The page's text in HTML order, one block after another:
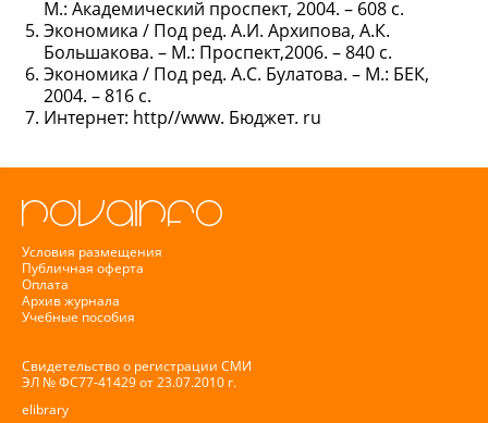
М.: Академический проспект, 2004. – 608 с.
Экономика / Под ред. А.И. Архипова, А.К.
Большакова. – М.: Проспект,2006. – 840 с.
Экономика / Под ред. А.С. Булатова. – М.: БЕК,
2004. – 816 с.
Интернет: http//www. Бюджет. ru
Условия размещения
Публичная оферта
Оплата
Архив журнала
Учебные пособия
Свидетельство о регистрации СМИ
ЭЛ № ФС77-41429 от 23.07.2010 г.
elibrary